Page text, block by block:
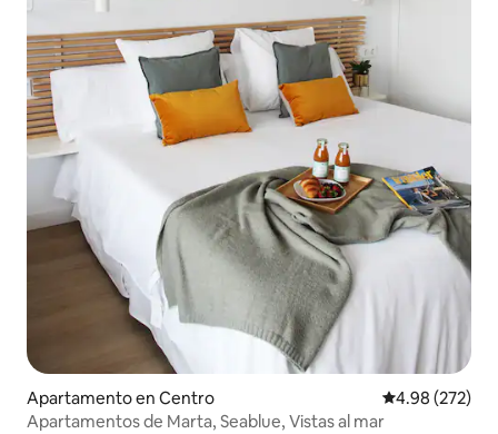
Apartamento en Centro Calificación
4.98 (272)
Apartamentos de Marta, Seablue, Vistas al mar